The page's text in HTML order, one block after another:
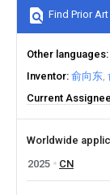
Find Prior Art
Other languages
Inventor 俞向东
Current Assignee
Worldwide
2025
CN